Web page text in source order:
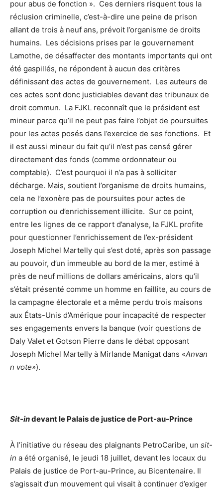
pour abus de fonction ». Ces derniers risquent tous la
réclusion criminelle, c’est-à-dire une peine de prison
allant de trois à neuf ans, prévoit l’organisme de droits
humains. Les décisions prises par le gouvernement
Lamothe, de désaffecter des montants importants qui ont
été gaspillés, ne répondent à aucun des critères
définissant des actes de gouvernement. Les auteurs de
ces actes sont donc justiciables devant des tribunaux de
droit commun. La FJKL reconnaît que le président est
mineur parce qu’il ne peut pas faire l’objet de poursuites
pour les actes posés dans l’exercice de ses fonctions. Et
il est aussi mineur du fait qu’il n’est pas censé gérer
directement des fonds (comme ordonnateur ou
comptable). C’est pourquoi il n’a pas à solliciter
décharge. Mais, soutient l’organisme de droits humains,
cela ne l’exonère pas de poursuites pour actes de
corruption ou d’enrichissement illicite. Sur ce point,
entre les lignes de ce rapport d’analyse, la FJKL profite
pour questionner l’enrichissement de l’ex-président
Joseph Michel Martelly qui s’est doté, après son passage
au pouvoir, d’un immeuble au bord de la mer, estimé à
près de neuf millions de dollars américains, alors qu’il
s’était présenté comme un homme en faillite, au cours de
la campagne électorale et a même perdu trois maisons
aux États-Unis d’Amérique pour incapacité de respecter
ses engagements envers la banque (voir questions de
Daly Valet et Gotson Pierre dans le débat opposant
Joseph Michel Martelly à Mirlande Manigat dans «Anvan
n vote»).
Sit-indevant le Palais de justice de Port-au-Prince
À l’initiative du réseau des plaignants PetroCaribe, un sit-
in a été organisé, le jeudi 18 juillet, devant les locaux du
Palais de justice de Port-au-Prince, au Bicentenaire. Il
s’agissait d’un mouvement qui visait à continuer d’exiger